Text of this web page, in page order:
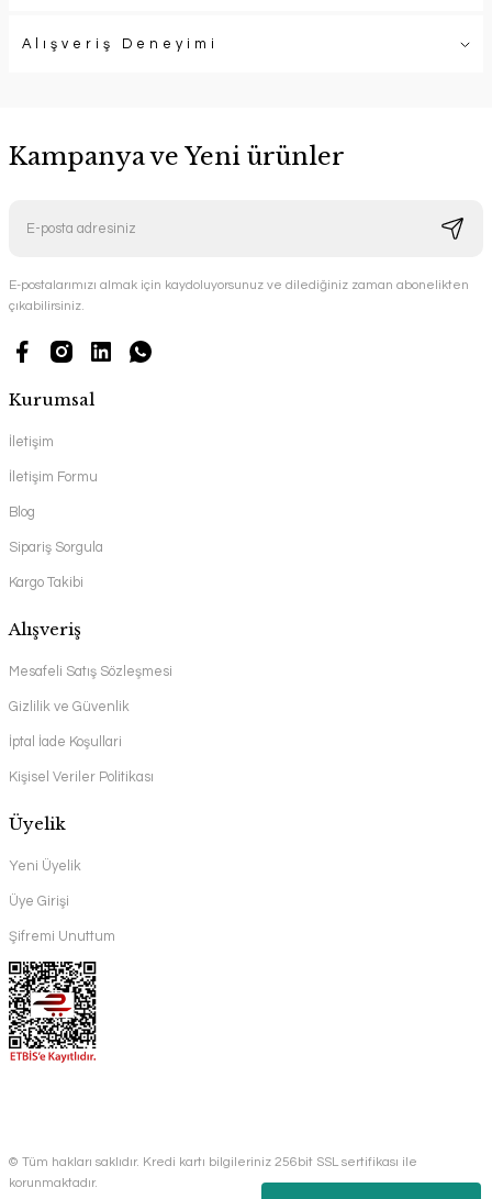
Alışveriş Deneyimi
Kampanya ve Yeni ürünler
E-postalarımızı almak için kaydoluyorsunuz ve dilediğiniz zaman abonelikten
çıkabilirsiniz.
Kurumsal
İletişim
İletişim Formu
Blog
Sipariş Sorgula
Kargo Takibi
Alışveriş
Mesafeli Satış Sözleşmesi
Gizlilik ve Güvenlik
İptal İade Koşullari
Kişisel Veriler Politikası
Üyelik
Yeni Üyelik
Üye Girişi
Şifremi Unuttum
© Tüm hakları saklıdır. Kredi kartı bilgileriniz 256bit SSL sertifikası ile
korunmaktadır.